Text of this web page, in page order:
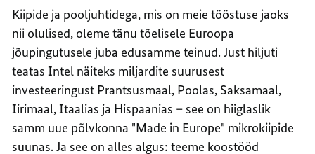
Kiipide ja pooljuhtidega, mis on meie tööstuse jaoks
nii olulised, oleme tänu tõelisele Euroopa
jõupingutusele juba edusamme teinud. Just hiljuti
teatas Intel näiteks miljardite suurusest
investeeringust Prantsusmaal, Poolas, Saksamaal,
Iirimaal, Itaalias ja Hispaanias – see on hiiglaslik
samm uue põlvkonna "Made in Europe" mikrokiipide
suunas. Ja see on alles algus: teeme koostööd